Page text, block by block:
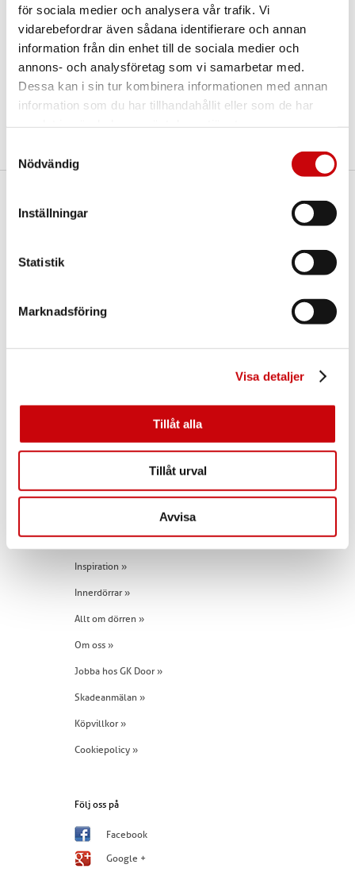
för sociala medier och analysera vår trafik. Vi
vidarebefordrar även sådana identifierare och annan
information från din enhet till de sociala medier och
annons- och analysföretag som vi samarbetar med.
Dessa kan i sin tur kombinera informationen med annan
information som du har tillhandahållit eller som de har
Nödvändig
Inställningar
Statistik
Marknadsföring
Visa detaljer
Tillåt alla
Tillåt urval
Avvisa
I offertförfrågan väljer du
glastyp, karm samttrycke.
Kontakta oss via telefon
om du har
några funderingar eller särskilda önskemål.
Dela
Här finns vi
Tel:+46 (0)960 - 203 25
Snabblänkar
Inspiration »
Innerdörrar »
Allt om dörren »
Om oss »
Jobba hos GK Door »
Skadeanmälan »
Köpvillkor »
Cookiepolicy »
Följ oss på
Facebook
Google +